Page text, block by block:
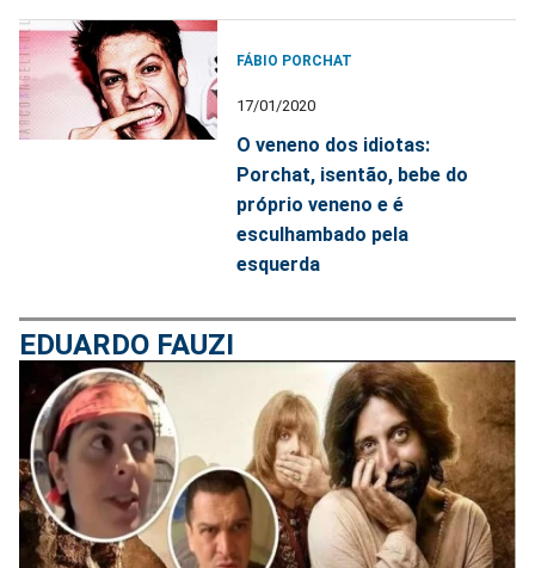
FÁBIO PORCHAT
17/01/2020
O veneno dos idiotas:
Porchat, isentão, bebe do
próprio veneno e é
esculhambado pela
esquerda
EDUARDO FAUZI